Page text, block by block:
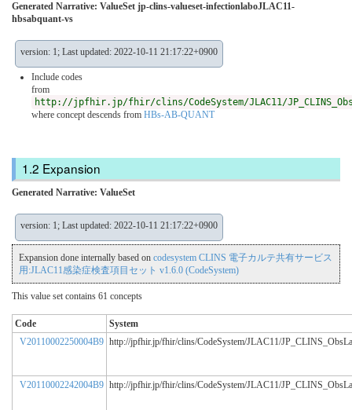
Generated Narrative: ValueSet jp-clins-valueset-infectionlaboJLAC11-
hbsabquant-vs
version: 1; Last updated: 2022-10-11 21:17:22+0900
Include codes
from
http://jpfhir.jp/fhir/clins/CodeSystem/JLAC11/
where concept descends from HBs-AB-QUANT
Expansion
Generated Narrative: ValueSet
version: 1; Last updated: 2022-10-11 21:17:22+0900
Expansion done internally based on codesystem CLINS 電子カルテ共有サービス
用:JLAC11感染症検査項目セット v1.6.0 (CodeSystem)
This value set contains 61 concepts
Code
System
V20110002250004B9 http://jpfhir.jp/fhir/clins/CodeSystem/JLAC11/
V20110002242004B9 http://jpfhir.jp/fhir/clins/CodeSystem/JLAC11/